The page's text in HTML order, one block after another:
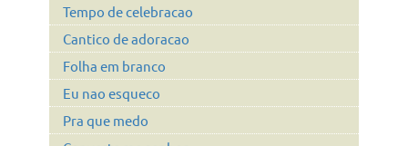
Tempo de celebracao
Cantico de adoracao
Folha em branco
Eu nao esqueco
Pra que medo